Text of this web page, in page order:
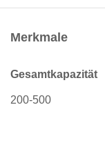
Merkmale
Gesamtkapazität
200-500